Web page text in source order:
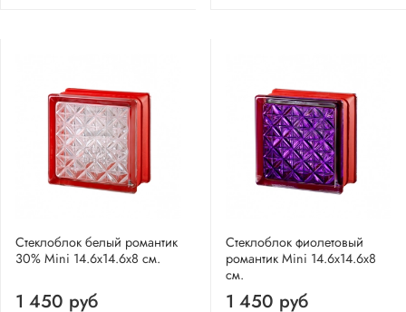
Стеклоблок белый романтик
30% Mini 14.6x14.6x8 см.
1 450 руб
Стеклоблок фиолетовый
романтик Mini 14.6x14.6x8
см.
1 450 руб